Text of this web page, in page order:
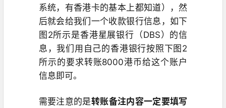
系统，有香港卡的基本上都知道），然
后就会给我们一个收款银行信息，如下
图2所示是香港星展银行（DBS）的信
息，我们用自己的香港银行按照下图2
所示的要求转账8000港币给这个账户
信息即可。
需要注意的是转账备注内容一定要填写